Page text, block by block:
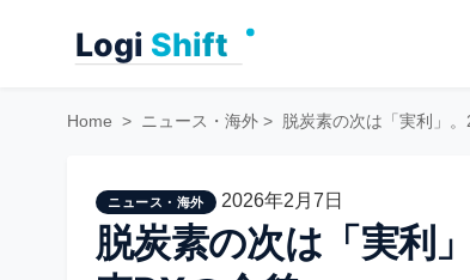
Home > ニュース・海外 > 脱炭素の次は「実利」
ニュース・海外 2026年2月7日
脱炭素の次は「実利